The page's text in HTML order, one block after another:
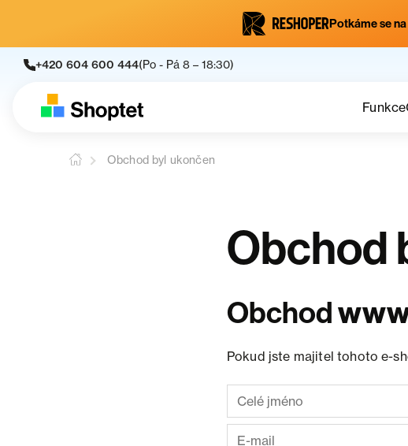
Potkáme se na
+420 604 600 444(Po - Pá 8 – 18:30)
Funkce
Obchod byl ukončen
Obchod
Obchod
Pokud jste majitel tohoto e-